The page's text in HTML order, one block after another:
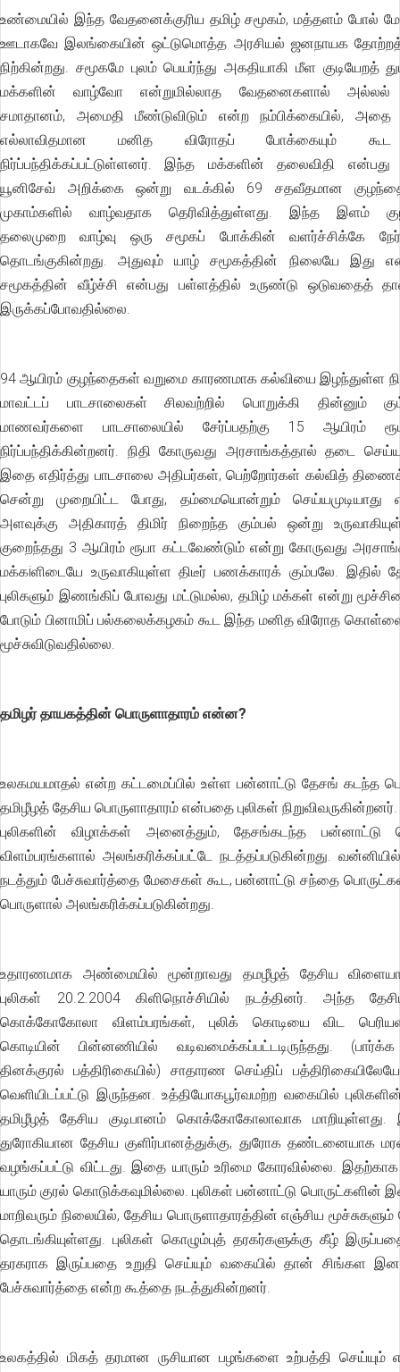
உண்மையில் இந்த வேதனைக்குரிய தமிழ் சமூகம், மத்தளம் போல்
ஊடாகவே இலங்கையின் ஒட்டுமொத்த அரசியல் ஜனநாயக
நிற்கின்றது. சமூகமே புலம் பெயர்ந்து அகதியாகி மீள குடியேறத்
மக்களின் வாழ்வோ என்றுமில்லாத வேதனைகளால் அல்லல்
சமாதானம், அமைதி மீண்டுவிடும் என்ற நம்பிக்கையில், அதை
எல்லாவிதமான மனித விரோதப் போக்கையும்
நிர்ப்பந்திக்கப்பட்டுள்ளனர். இந்த மக்களின் தலைவிதி என்பது
யூனிசேவ் அறிக்கை ஒன்று வடக்கில் 69 சதவீதமான
முகாம்களில் வாழ்வதாக தெரிவித்துள்ளது. இந்த இளம்
தலைமுறை வாழ்வு ஒரு சமூகப் போக்கின் வளர்ச்சிக்கே நேர்
தொடங்குகின்றது. அதுவும் யாழ் சமூகத்தின் நிலையே இது
சமூகத்தின் வீழ்ச்சி என்பது பள்ளத்தில் உருண்டு ஒடுவதைத்
இருக்கப்போவதில்லை.
94 ஆயிரம் குழந்தைகள் வறுமை காரணமாக கல்வியை இழந்துள்ள
மாவட்டப் பாடசாலைகள் சிலவற்றில் பொறுக்கி தின்னும்
மாணவர்களை பாடசாலையில் சேர்ப்பதற்கு 15 ஆயிரம்
நிர்ப்பந்திக்கின்றனர். நிதி கோருவது அரசாங்கத்தால் தடை
இதை எதிர்த்து பாடசாலை அதிபர்கள், பெற்றோர்கள் கல்வித்
சென்று முறையிட்ட போது, தம்மையொன்றும் செய்யமுடியாது
அளவுக்கு அதிகாரத் திமிர் நிறைந்த கும்பல் ஒன்று
குறைந்தது 3 ஆயிரம் ரூபா கட்டவேண்டும் என்று கோருவது
மக்கiளிடையே உருவாகியுள்ள திடீர் பணக்காரக் கும்பலே. இதில்
புலிகளும் இணங்கிப் போவது மட்டுமல்ல, தமிழ் மக்கள் என்று
போடும் பினாமிப் பல்கலைக்கழகம் கூட இந்த மனித விரோத
மூச்சுவிடுவதில்லை.
தமிழர் தாயகத்தின் பொருளாதாரம் என்ன?
உலகமயமாதல் என்ற கட்டமைப்பில் உள்ள பன்னாட்டு தேசங் கடந்த
தமிழீழத் தேசிய பொருளாதாரம் என்பதை புலிகள்
புலிகளின் விழாக்கள் அனைத்தும், தேசங்கடந்த பன்னாட்டு
விளம்பரங்களால் அலங்கரிக்கப்பட்டே நடத்தப்படுகின்றது.
நடத்தும் பேச்சுவார்த்தை மேசைகள் கூட, பன்னாட்டு சந்தை
பொருளால் அலங்கரிக்கப்படுகின்றது.
உதாரணமாக அண்மையில் மூன்றாவது தமழீழத் தேசிய
புலிகள் 20.2.2004 கிளிநொச்சியில் நடத்தினர். அந்த
கொக்கோகோலா விளம்பரங்கள், புலிக் கொடியை விட
கொடியின் பின்னணியில் வடிவமைக்கப்பட்டடிருந்தது.
தினக்குரல் பத்திரிகையில்) சாதாரண செய்திப்
வெளியிடப்பட்டு இருந்தன. உத்தியோகபூர்வமற்ற வகையில்
தமிழீழத் தேசிய குடிபானம் கொக்கோகோலாவாக
துரோகியான தேசிய குளிர்பானத்துக்கு, துரோக
வழங்கப்பட்டு விட்டது. இதை யாரும் உரிமை கோரவில்லை.
யாரும் குரல் கொடுக்கவுமில்லை. புலிகள் பன்னாட்டு பொருட்களின்
மாறிவரும் நிலையில், தேசிய பொருளாதாரத்தின் எஞ்சிய மூச்சுகளும்
தொடங்கியுள்ளது. புலிகள் கொழும்புத் தரகர்களுக்கு கீழ்
தரகராக இருப்பதை உறுதி செய்யும் வகையில் தான் சிங்கள
பேச்சுவார்த்தை என்ற கூத்தை நடத்துகின்றனர்.
உலகத்தில் மிகத் தரமான ருசியான பழங்களை உற்பத்தி